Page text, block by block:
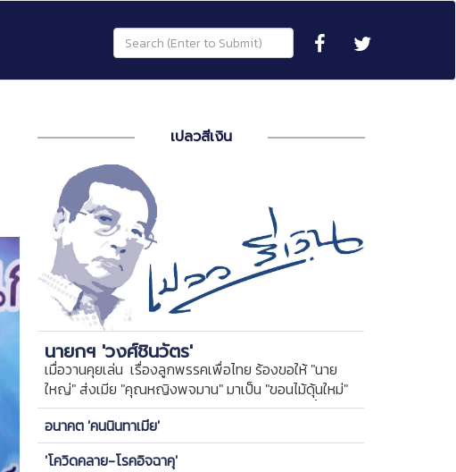
เปลวสีเงิน
นายกฯ 'วงศ์ชินวัตร'
เมื่อวานคุยเล่น เรื่องลูกพรรคเพื่อไทย ร้องขอให้ "นาย
ใหญ่" ส่งเมีย "คุณหญิงพจมาน" มาเป็น "ขอนไม้ดุ้นใหม่"
ของพรรค ให้ลูกกบ-ลูกเขียดในพรรคได้เกาะ วันนี้ ขอคุย
ซีเครียดซักนิด
อนาคต 'คนนินทาเมีย'
'โควิดคลาย-โรคอิจฉาคุ'